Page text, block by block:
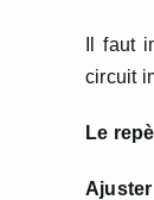
Il faut
circuit
Le